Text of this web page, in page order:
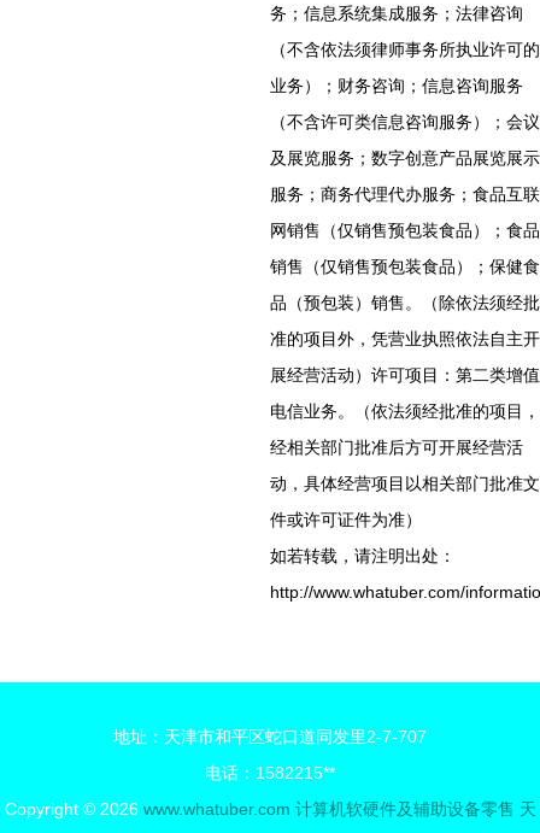
务；信息系统集成服务；法律咨询
（不含依法须律师事务所执业许可的
业务）；财务咨询；信息咨询服务
（不含许可类信息咨询服务）；会议
及展览服务；数字创意产品展览展示
服务；商务代理代办服务；食品互联
网销售（仅销售预包装食品）；食品
销售（仅销售预包装食品）；保健食
品（预包装）销售。（除依法须经批
准的项目外，凭营业执照依法自主开
展经营活动）许可项目：第二类增值
电信业务。（依法须经批准的项目，
经相关部门批准后方可开展经营活
动，具体经营项目以相关部门批准文
件或许可证件为准）
如若转载，请注明出处：
http://www.whatuber.com/
地址：天津市和平区蛇口道同发里2-7-707
电话：1582215**
Copyright © 2026 www.whatuber.com 计算机软硬件及辅助设备零售 天